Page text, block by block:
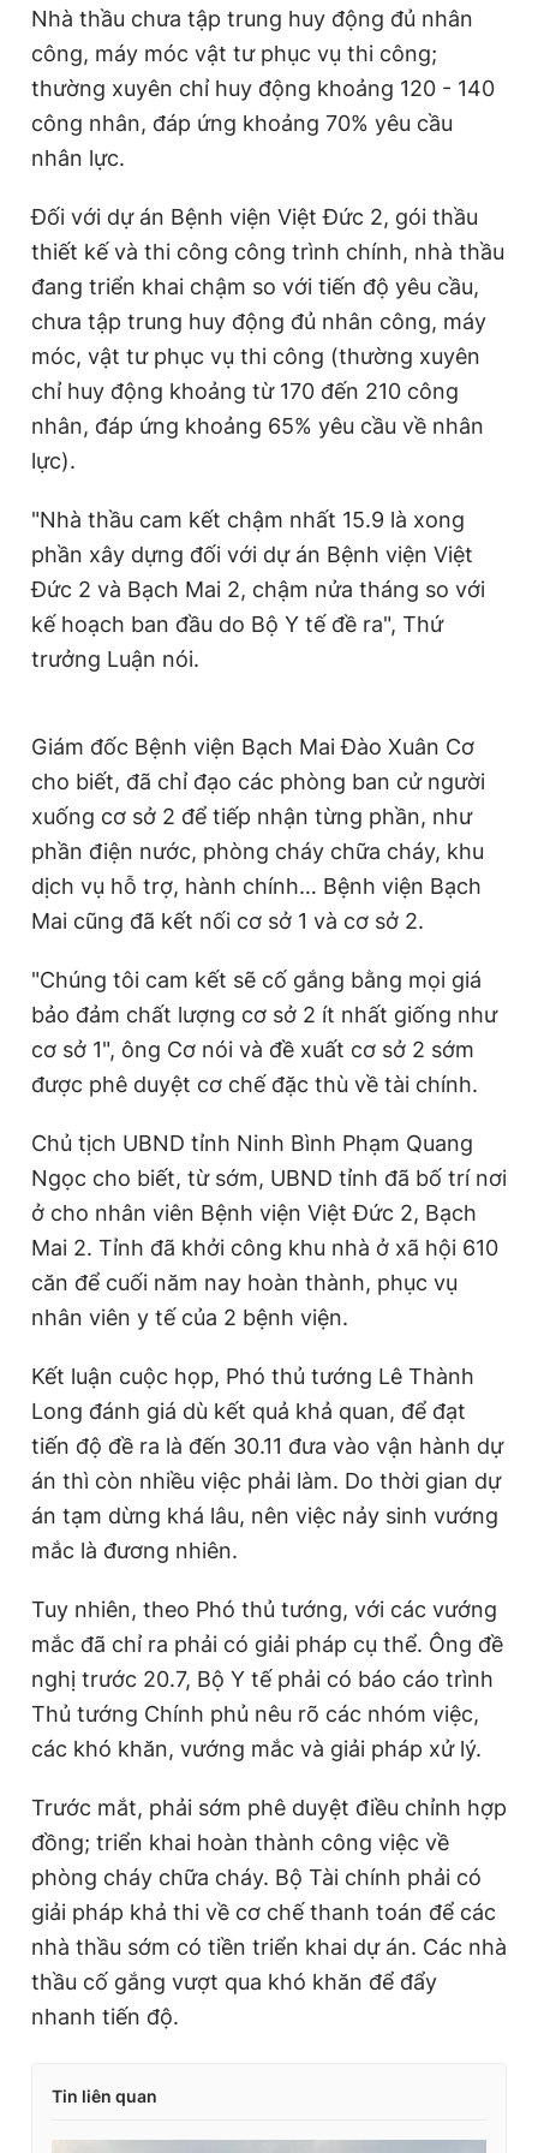
Giấy phép xuất bản số 110/GP - BTTTT cấp ngày 24.3.2020
© 2003-2026 Bản quyền thuộc về Báo Thanh Niên. Cấm sao
chép dưới mọi hình thức nếu không có sự chấp thuận bằng văn
bản. Phát triển bởi ePi Technologies, JSC.
Nhà thầu chưa tập trung huy động đủ nhân
công, máy móc vật tư phục vụ thi công;
thường xuyên chỉ huy động khoảng 120 - 140
công nhân, đáp ứng khoảng 70% yêu cầu
nhân lực.
Đối với dự án Bệnh viện Việt Đức 2, gói thầu
thiết kế và thi công công trình chính, nhà thầu
đang triển khai chậm so với tiến độ yêu cầu,
chưa tập trung huy động đủ nhân công, máy
móc, vật tư phục vụ thi công (thường xuyên
chỉ huy động khoảng từ 170 đến 210 công
nhân, đáp ứng khoảng 65% yêu cầu về nhân
lực).
"Nhà thầu cam kết chậm nhất 15.9 là xong
phần xây dựng đối với dự án Bệnh viện Việt
Đức 2 và Bạch Mai 2, chậm nửa tháng so với
kế hoạch ban đầu do Bộ Y tế đề ra", Thứ
trưởng Luận nói.
Giám đốc Bệnh viện Bạch Mai Đào Xuân Cơ
cho biết, đã chỉ đạo các phòng ban cử người
xuống cơ sở 2 để tiếp nhận từng phần, như
phần điện nước, phòng cháy chữa cháy, khu
dịch vụ hỗ trợ, hành chính… Bệnh viện Bạch
Mai cũng đã kết nối cơ sở 1 và cơ sở 2.
"Chúng tôi cam kết sẽ cố gắng bằng mọi giá
bảo đảm chất lượng cơ sở 2 ít nhất giống như
cơ sở 1", ông Cơ nói và đề xuất cơ sở 2 sớm
được phê duyệt cơ chế đặc thù về tài chính.
Chủ tịch UBND tỉnh Ninh Bình Phạm Quang
Ngọc cho biết, từ sớm, UBND tỉnh đã bố trí nơi
ở cho nhân viên Bệnh viện Việt Đức 2, Bạch
Mai 2. Tỉnh đã khởi công khu nhà ở xã hội 610
căn để cuối năm nay hoàn thành, phục vụ
nhân viên y tế của 2 bệnh viện.
Kết luận cuộc họp, Phó thủ tướng Lê Thành
Long đánh giá dù kết quả khả quan, để đạt
tiến độ đề ra là đến 30.11 đưa vào vận hành dự
án thì còn nhiều việc phải làm. Do thời gian dự
án tạm dừng khá lâu, nên việc nảy sinh vướng
mắc là đương nhiên.
Tuy nhiên, theo Phó thủ tướng, với các vướng
mắc đã chỉ ra phải có giải pháp cụ thể. Ông đề
nghị trước 20.7, Bộ Y tế phải có báo cáo trình
Thủ tướng Chính phủ nêu rõ các nhóm việc,
các khó khăn, vướng mắc và giải pháp xử lý.
Trước mắt, phải sớm phê duyệt điều chỉnh hợp
đồng; triển khai hoàn thành công việc về
phòng cháy chữa cháy. Bộ Tài chính phải có
giải pháp khả thi về cơ chế thanh toán để các
nhà thầu sớm có tiền triển khai dự án. Các nhà
thầu cố gắng vượt qua khó khăn để đẩy
nhanh tiến độ.
Tin liên quan